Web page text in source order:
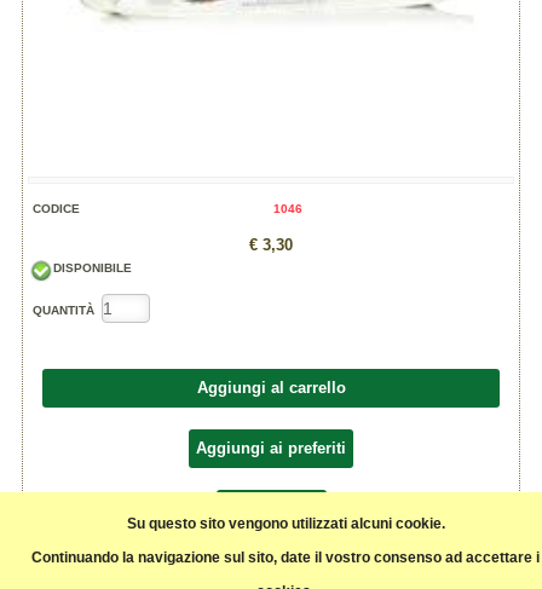
Su questo sito vengono utilizzati alcuni cookie.
Continuando la navigazione sul sito, date il vostro consenso ad accettare i
CODICE 1046
€ 3,30
DISPONIBILE
QUANTITÀ
Aggiungi al carrello
Aggiungi ai preferiti